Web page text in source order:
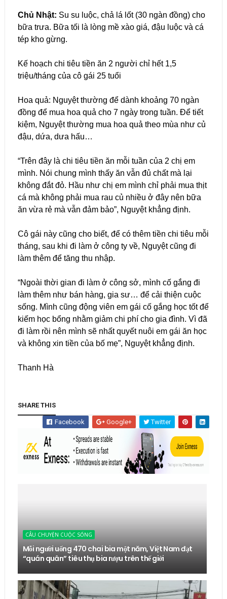
Chủ Nhật: Su su luộc, chả lá lốt (30 ngàn đồng) cho
bữa trưa. Bữa tối là lòng mề xào giá, đậu luộc và cá
tép kho gừng.
Kế hoạch chi tiêu tiền ăn 2 người chỉ hết 1,5
triệu/tháng của cô gái 25 tuổi
Hoa quả: Nguyệt thường để dành khoảng 70 ngàn
đồng để mua hoa quả cho 7 ngày trong tuần. Để tiết
kiệm, Nguyệt thường mua hoa quả theo mùa như củ
đậu, dứa, dưa hấu…
“Trên đây là chi tiêu tiền ăn mỗi tuần của 2 chị em
mình. Nói chung mình thấy ăn vẫn đủ chất mà lại
không đắt đỏ. Hầu như chị em mình chỉ phải mua thịt
cá mà không phải mua rau củ nhiều ở đây nên bữa
ăn vừa rẻ mà vẫn đảm bảo”, Nguyệt khẳng định.
Cô gái này cũng cho biết, để có thêm tiền chi tiêu mỗi
tháng, sau khi đi làm ở công ty về, Nguyệt cũng đi
làm thêm để tăng thu nhập.
“Ngoài thời gian đi làm ở công sở, mình cố gắng đi
làm thêm như bán hàng, gia sư… để cải thiện cuộc
sống. Mình cũng động viên em gái cố gắng học tốt để
kiếm học bổng nhằm giảm chi phí cho gia đình. Vì đã
đi làm rồi nên mình sẽ nhất quyết nuôi em gái ăn học
và không xin tiền của bố mẹ”, Nguyệt khẳng định.
Thanh Hà
SHARE THIS
Facebook Google+ Twitter
CÂU CHUYỆN CUỘC SỐNG
Mỗi người uống 470 chai bia một năm, Việt Nam đạt
“quán quân” tiêu thụ bia rượu trên thế giới